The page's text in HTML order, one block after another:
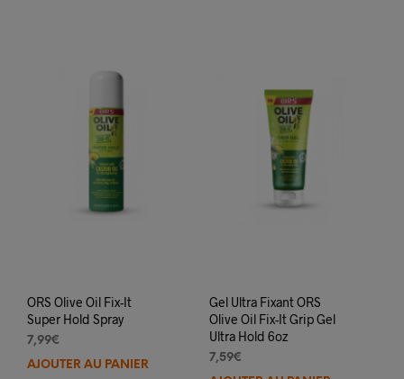
ORS Olive Oil Fix-It
Super Hold Spray
7,99€
AJOUTER AU PANIER
Gel Ultra Fixant ORS
Olive Oil Fix-It Grip Gel
Ultra Hold 6oz
7,59€